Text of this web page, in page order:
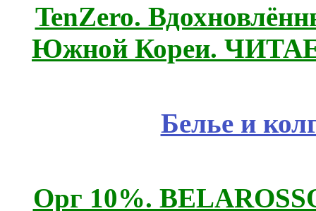
TenZero.
Южной Кореи.
Белье и
Орг 10%.